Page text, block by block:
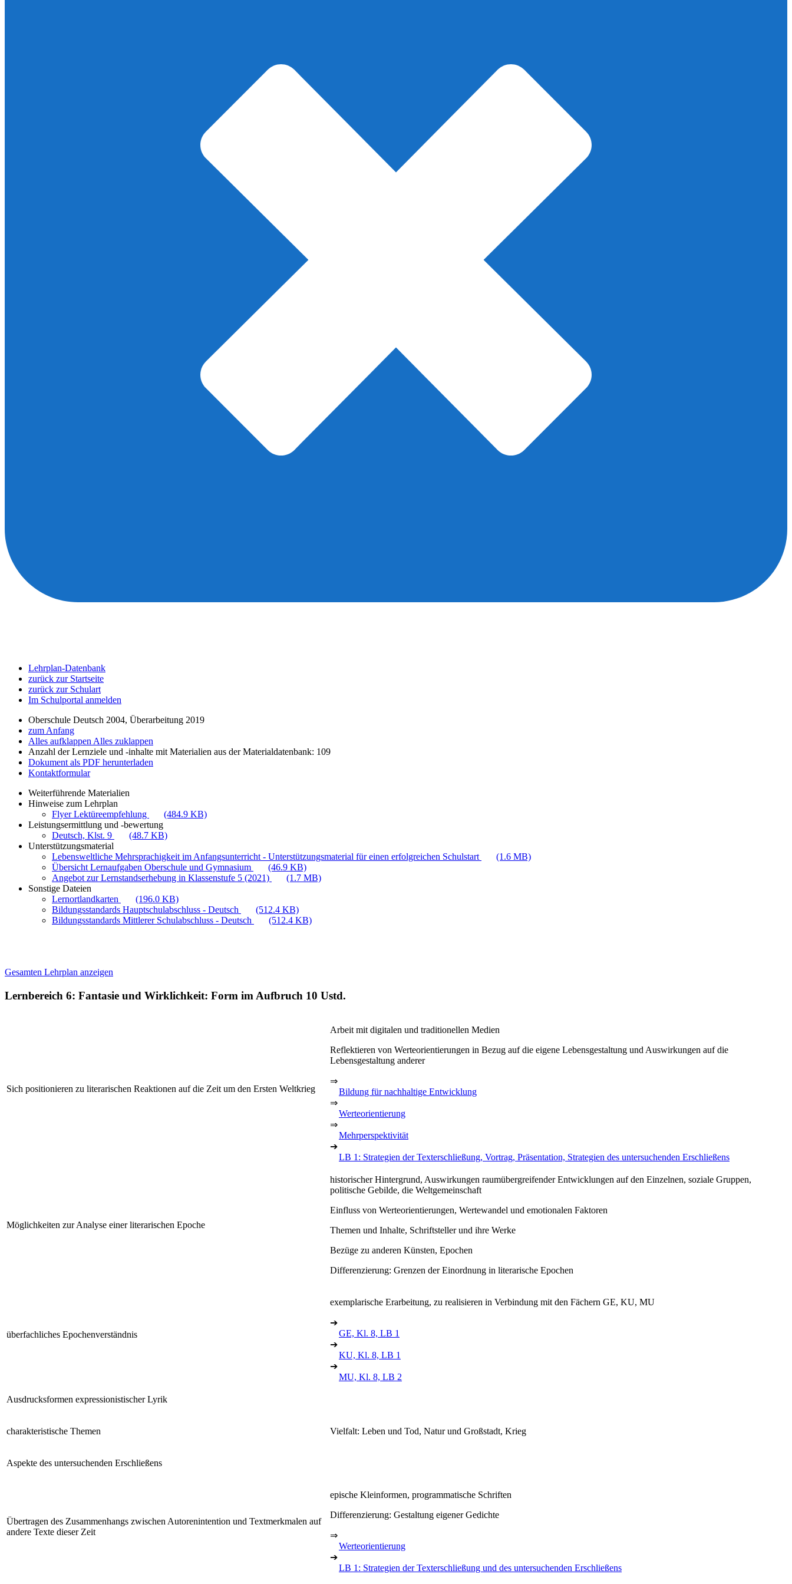
Lehrplan-Datenbank
zurück zur Startseite
zurück zur Schulart
Im Schulportal anmelden
Oberschule Deutsch 2004, Überarbeitung 2019
zum Anfang
Alles aufklappen Alles zuklappen
Anzahl der Lernziele und -inhalte mit Materialien aus der Materialdatenbank: 109
Dokument als PDF herunterladen
Kontaktformular
Weiterführende Materialien
Hinweise zum Lehrplan
Flyer Lektüreempfehlung
(484.9 KB)
Leistungsermittlung und -bewertung
Deutsch, Klst. 9
(48.7 KB)
Unterstützungsmaterial
Lebensweltliche Mehrsprachigkeit im Anfangsunterricht - Unterstützungsmaterial für einen erfolgreichen Schulstart
(1.6 MB)
Übersicht Lernaufgaben Oberschule und Gymnasium
(46.9 KB)
Angebot zur Lernstandserhebung in Klassenstufe 5 (2021)
(1.7 MB)
Sonstige Dateien
Lernortlandkarten
(196.0 KB)
Bildungsstandards Hauptschulabschluss - Deutsch
(512.4 KB)
Bildungsstandards Mittlerer Schulabschluss - Deutsch
(512.4 KB)
Gesamten Lehrplan anzeigen
Lernbereich 6: Fantasie und Wirklichkeit: Form im Aufbruch 10 Ustd.
Sich positionieren zu literarischen Reaktionen auf die Zeit um den Ersten Weltkrieg
Arbeit mit digitalen und traditionellen Medien
Reflektieren von Werteorientierungen in Bezug auf die eigene Lebensgestaltung und Auswirkungen auf die
Lebensgestaltung anderer
⇒
Bildung für nachhaltige Entwicklung
⇒
Werteorientierung
⇒
Mehrperspektivität
➔
LB 1: Strategien der Texterschließung, Vortrag, Präsentation, Strategien des untersuchenden Erschließens
Möglichkeiten zur Analyse einer literarischen Epoche
historischer Hintergrund, Auswirkungen raumübergreifender Entwicklungen auf den Einzelnen, soziale Gruppen,
politische Gebilde, die Weltgemeinschaft
Einfluss von Werteorientierungen, Wertewandel und emotionalen Faktoren
Themen und Inhalte, Schriftsteller und ihre Werke
Bezüge zu anderen Künsten, Epochen
Differenzierung: Grenzen der Einordnung in literarische Epochen
überfachliches Epochenverständnis
exemplarische Erarbeitung, zu realisieren in Verbindung mit den Fächern GE, KU, MU
➔
GE, Kl. 8, LB 1
➔
KU, Kl. 8, LB 1
➔
MU, Kl. 8, LB 2
Ausdrucksformen expressionistischer Lyrik
charakteristische Themen Vielfalt: Leben und Tod, Natur und Großstadt, Krieg
Aspekte des untersuchenden Erschließens
Übertragen des Zusammenhangs zwischen Autorenintention und Textmerkmalen auf
andere Texte dieser Zeit
epische Kleinformen, programmatische Schriften
Differenzierung: Gestaltung eigener Gedichte
⇒
Werteorientierung
➔
LB 1: Strategien der Texterschließung und des untersuchenden Erschließens